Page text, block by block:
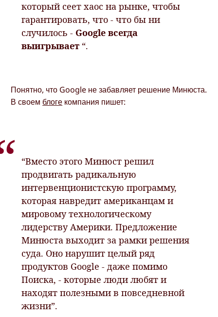
который сеет хаос на рынке, чтобы
гарантировать, что - что бы ни
случилось - Google всегда
выигрывает “.
Понятно, что Google не забавляет решение Минюста.
В своем блоге компания пишет:
“Вместо этого Минюст решил
продвигать радикальную
интервенционистскую программу,
которая навредит американцам и
мировому технологическому
лидерству Америки. Предложение
Минюста выходит за рамки решения
суда. Оно нарушит целый ряд
продуктов Google - даже помимо
Поиска, - которые люди любят и
находят полезными в повседневной
жизни”.